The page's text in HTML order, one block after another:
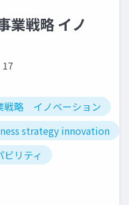
業戦略 イノ
略 イノベーション
strategy innovation
リティ